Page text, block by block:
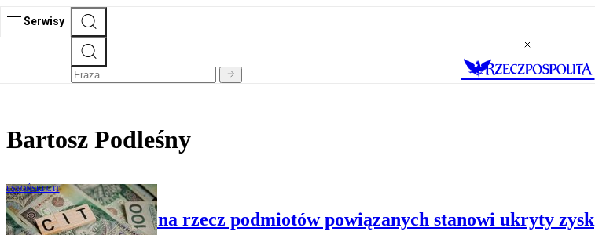
Serwisy
Bartosz Podleśny
ESTOŃSKI CIT
Wypłata pożyczek na rzecz podmiotów powiązanych stanowi ukryty zysk